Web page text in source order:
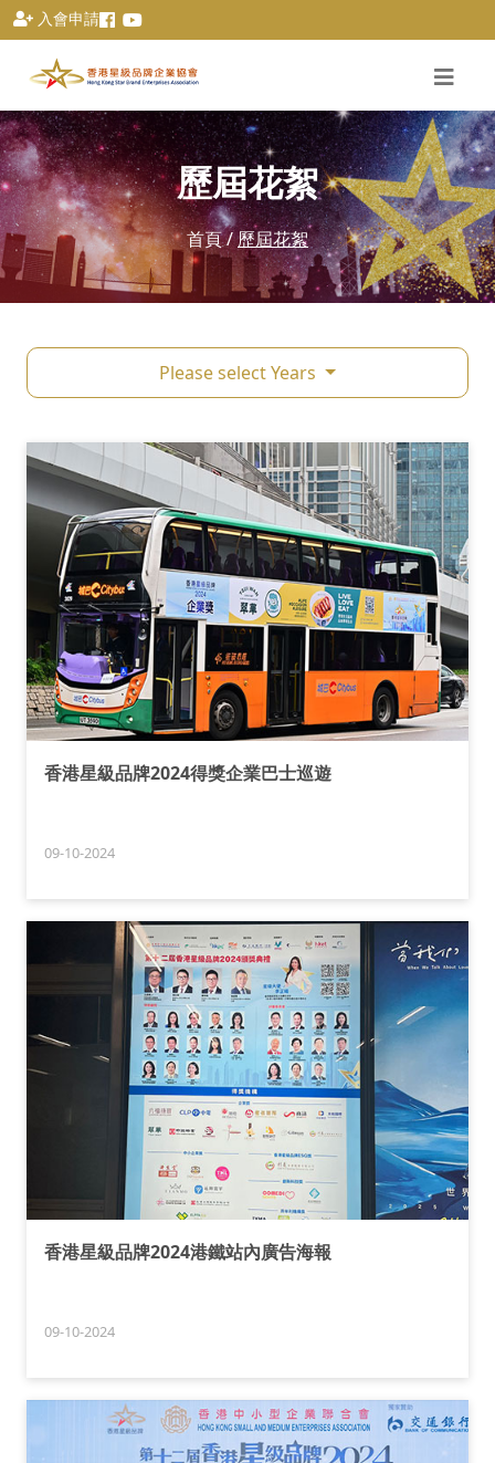
入會申請
歷屆花絮
首頁/歷屆花絮
Please select Years
香港星級品牌2024得獎企業巴士巡遊
09-10-2024
香港星級品牌2024港鐵站內廣告海報
09-10-2024